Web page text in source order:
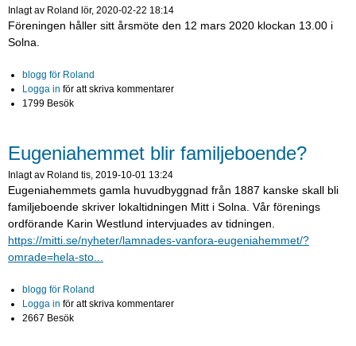
Inlagt av Roland lör, 2020-02-22 18:14
Föreningen håller sitt årsmöte den 12 mars 2020 klockan 13.00 i
Solna.
blogg för Roland
Logga in för att skriva kommentarer
1799 Besök
Eugeniahemmet blir familjeboende?
Inlagt av Roland tis, 2019-10-01 13:24
Eugeniahemmets gamla huvudbyggnad från 1887 kanske skall bli
familjeboende skriver lokaltidningen Mitt i Solna. Vår förenings
ordförande Karin Westlund intervjuades av tidningen.
https://mitti.se/nyheter/lamnades-vanfora-eugeniahemmet/?
omrade=hela-sto...
blogg för Roland
Logga in för att skriva kommentarer
2667 Besök